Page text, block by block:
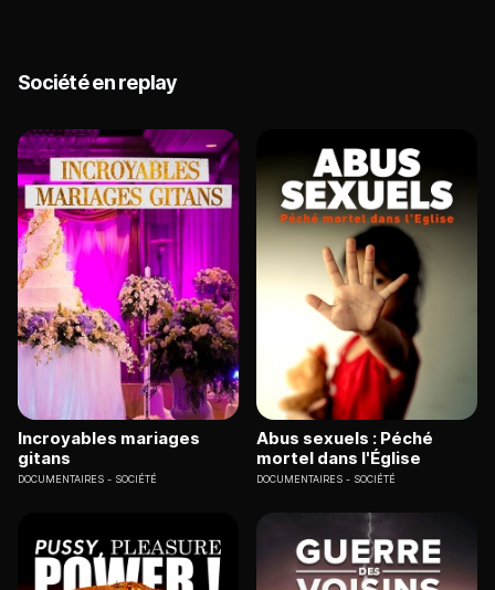
Société en replay
Incroyables mariages
gitans
DOCUMENTAIRES SOCIÉTÉ
Abus sexuels : Péché
mortel dans l'Église
DOCUMENTAIRES SOCIÉTÉ